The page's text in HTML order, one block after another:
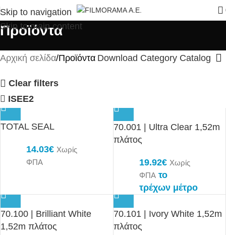
Skip to navigation
Skip to main content
Προϊόντα
Αρχική σελίδα Προϊόντα Download Category Catalog
Clear filters
ISEE2
TOTAL SEAL
14.03€ Χωρίς
ΦΠΑ
70.001 | Ultra Clear 1,52m
πλάτος
19.92€ Χωρίς
ΦΠΑ το
τρέχων μέτρο
70.100 | Brilliant White
1,52m πλάτος
70.101 | Ivory White 1,52m
πλάτος